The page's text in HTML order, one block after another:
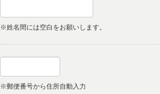
※姓名間には空白をお願いします。
※郵便番号から住所自動入力